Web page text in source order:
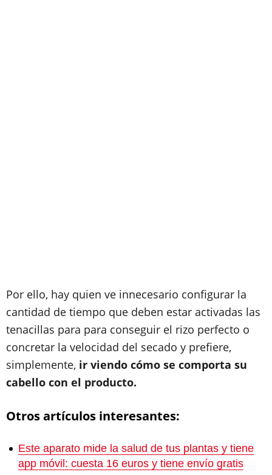
Por ello, hay quien ve innecesario configurar la
cantidad de tiempo que deben estar activadas las
tenacillas para para conseguir el rizo perfecto o
concretar la velocidad del secado y prefiere,
simplemente, ir viendo cómo se comporta su
cabello con el producto.
Otros artículos interesantes:
Este aparato mide la salud de tus plantas y tiene
app móvil: cuesta 16 euros y tiene envío gratis